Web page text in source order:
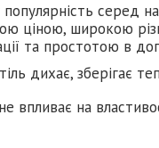
популярність серед
ціною, широкою
та простотою в
дихає, зберігає
впливає на